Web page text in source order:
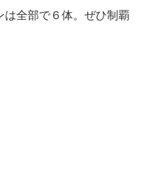
は全部で６体。ぜひ制覇